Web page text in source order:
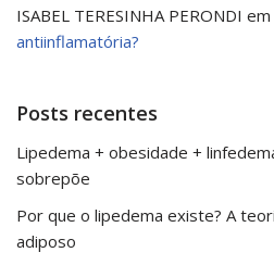
ISABEL TERESINHA PERONDI em
antiinflamatória?
Posts recentes
Lipedema + obesidade +
sobrepõe
Por que o lipedema existe? A
adiposo